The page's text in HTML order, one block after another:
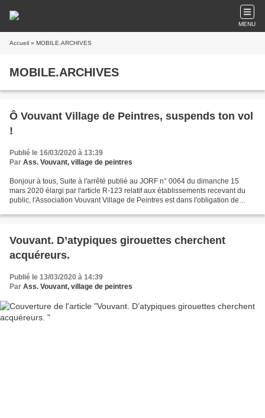
MENU
Accueil » MOBILE.ARCHIVES
MOBILE.ARCHIVES
Ô Vouvant Village de Peintres, suspends ton vol
!
Publié le 16/03/2020 à 13:39
Par Ass. Vouvant, village de peintres
Bonjour à tous, Suite à l'arrêté publié au JORF n° 0064 du dimanche 15
mars 2020 élargi par l'article R-123 relatif aux établissements recevant du
public, l'Association Vouvant Village de Peintres est dans l'obligation de
Vouvant. D’atypiques girouettes cherchent
acquéreurs.
Publié le 13/03/2020 à 14:39
Par Ass. Vouvant, village de peintres